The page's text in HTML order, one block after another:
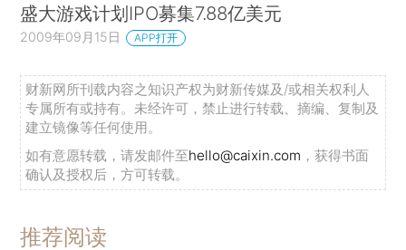
盛大游戏计划IPO募集7.88亿美元
2009年09月15日 APP打开
财新网所刊载内容之知识产权为财新传媒及/或相关权利人
专属所有或持有。未经许可，禁止进行转载、摘编、复制及
建立镜像等任何使用。
如有意愿转载，请发邮件至hello@caixin.com ，获得书面
确认及授权后，方可转载。
推荐阅读